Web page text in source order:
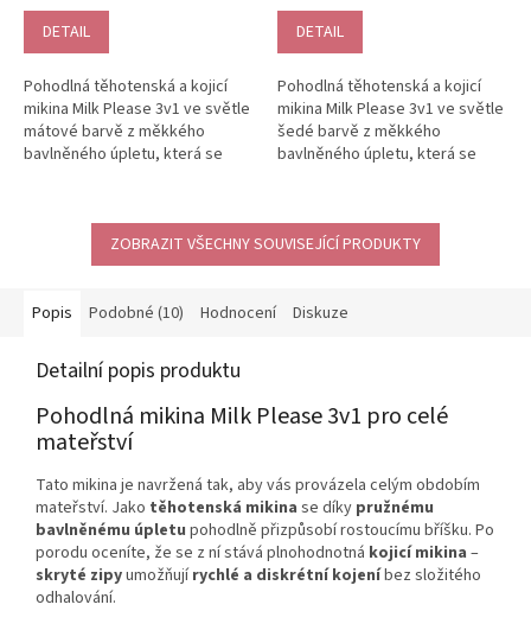
DETAIL
Pohodlná těhotenská a kojicí
mikina Milk Please 3v1 ve světle
mátové barvě z měkkého
bavlněného úpletu, která se
DETAIL
Pohodlná těhotenská a kojicí
mikina Milk Please 3v1 ve světle
šedé barvě z měkkého
bavlněného úpletu, která se
ZOBRAZIT VŠECHNY SOUVISEJÍCÍ PRODUKTY
Popis Podobné (10) Hodnocení Diskuze
Detailní popis produktu
Pohodlná mikina Milk Please 3v1 pro celé
mateřství
Tato mikina je navržená tak, aby vás provázela celým obdobím
mateřství. Jako těhotenská mikina se díky pružnému
bavlněnému úpletu pohodlně přizpůsobí rostoucímu bříšku. Po
porodu oceníte, že se z ní stává plnohodnotná kojicí mikina –
skryté zipyumožňujírychlé a diskrétní kojeníbez složitého
odhalování.